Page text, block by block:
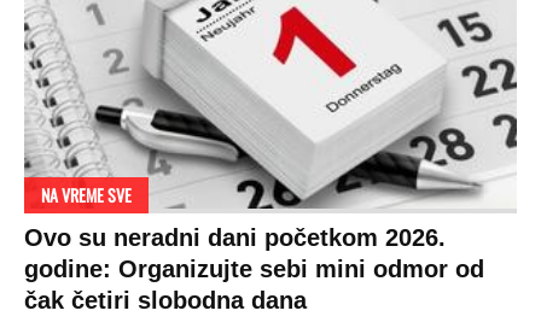
NA VREME SVE
Ovo su neradni dani početkom 2026.
godine: Organizujte sebi mini odmor od
čak četiri slobodna dana